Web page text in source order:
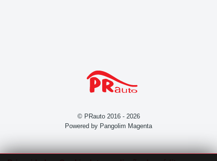
© PRauto 2016 - 2026
Powered by Pangolim Magenta